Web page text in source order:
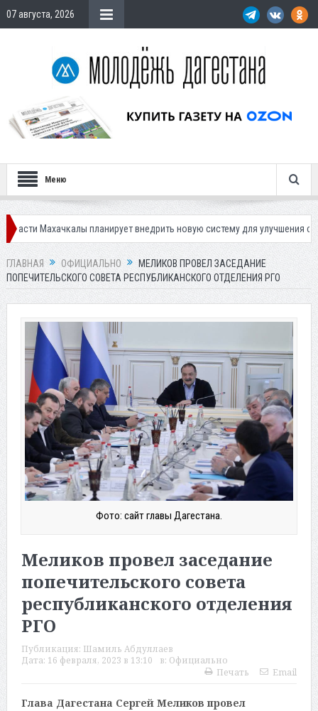
07 августа, 2026
Меню
планирует внедрить новую систему для улучшения ситуации с
ГЛАВНАЯ ОФИЦИАЛЬНО
МЕЛИКОВ ПРОВЕЛ ЗАСЕДАНИЕ
ПОПЕЧИТЕЛЬСКОГО СОВЕТА РЕСПУБЛИКАНСКОГО ОТДЕЛЕНИЯ РГО
Фото: сайт главы Дагестана.
Меликов провел заседание
попечительского совета
республиканского отделения
РГО
Публикация: Шамиль Абдуллаев
Дата: 16 февраля, 2023 в 13:10 в: Официально
Печать
Email
Глава Дагестана Сергей Меликов провел